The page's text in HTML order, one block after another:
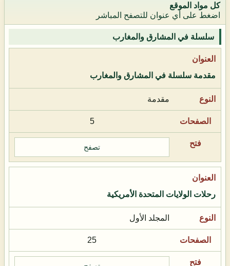
كل مواد الموقع
اضغط على أي عنوان للتصفح المباشر
سلسلة في المشارق والمغارب
مقدمة سلسلة في المشارق والمغارب
مقدمة
5
تصفح
رحلات الولايات المتحدة الأمريكية
المجلد الأول
25